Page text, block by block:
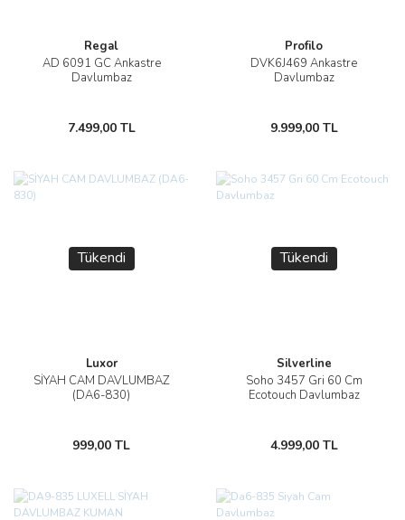
Regal
AD 6091 GC Ankastre
Davlumbaz
7.499,00 TL
Profilo
DVK6J469 Ankastre
Davlumbaz
9.999,00 TL
Tükendi
Luxor
SİYAH CAM DAVLUMBAZ
(DA6-830)
999,00 TL
Tükendi
Silverline
Soho 3457 Gri 60 Cm
Ecotouch Davlumbaz
4.999,00 TL